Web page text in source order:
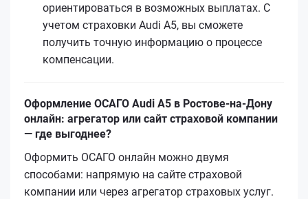
ориентироваться в возможных выплатах. С
учетом страховки Audi A5, вы сможете
получить точную информацию о процессе
компенсации.
Оформление ОСАГО Audi A5 в Ростове-на-Дону
онлайн: агрегатор или сайт страховой компании
— где выгоднее?
Оформить ОСАГО онлайн можно двумя
способами: напрямую на сайте страховой
компании или через агрегатор страховых услуг.